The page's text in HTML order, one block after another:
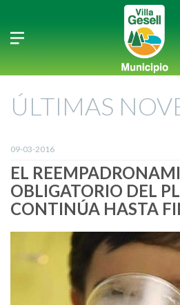
ÚLTIMAS
09-03-2016
EL
OBLIGATORIO DEL
CONTINÚA HASTA